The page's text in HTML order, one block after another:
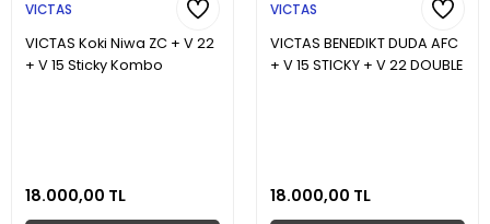
VICTAS
VICTAS Koki Niwa ZC + V 22
+ V 15 Sticky Kombo
18.000,00 TL
VICTAS
VICTAS BENEDIKT DUDA AFC
+ V 15 STICKY + V 22 DOUBLE
18.000,00 TL